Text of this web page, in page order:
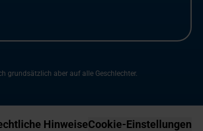
grundsätzlich aber auf alle Geschlechter.
HinweiseCookie-Einstellungen